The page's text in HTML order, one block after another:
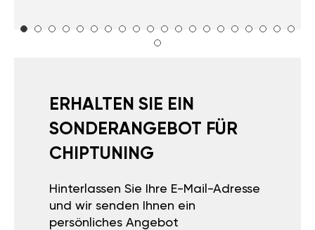
ERHALTEN SIE EIN
SONDERANGEBOT FÜR
CHIPTUNING
Hinterlassen Sie Ihre E-Mail-Adresse
und wir senden Ihnen ein
persönliches Angebot